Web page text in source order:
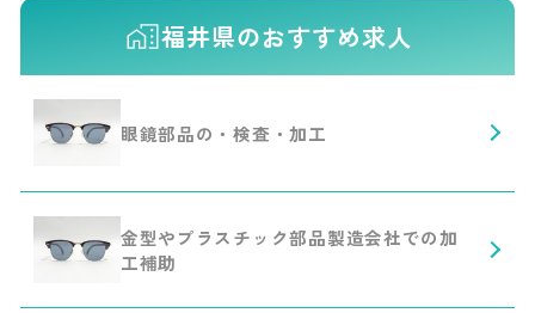
福井県のおすすめ求人
眼鏡部品の・検査・加工
金型やプラスチック部品製造会社での加
工補助